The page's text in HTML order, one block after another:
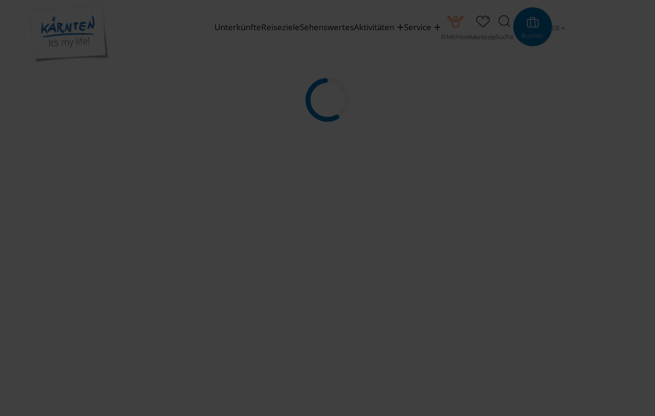
UnterkünfteReisezieleSehenswertesAktivitäten Service
ErlebnisseMerklisteSuche Buchen
DE